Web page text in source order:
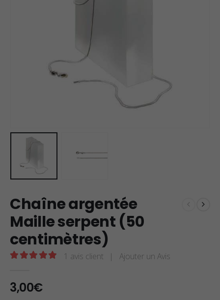
Chaîne argentée
Maille serpent (50
centimètres)
1 avis client | Ajouter un Avis
3,00€